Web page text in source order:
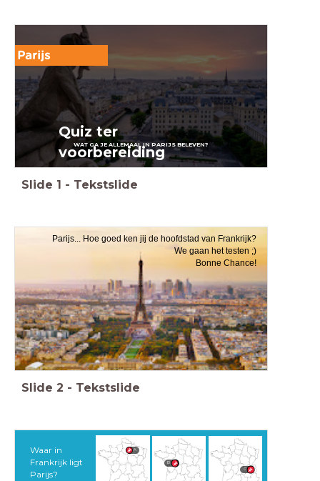
Parijs
Quiz ter
voorbereiding
WAT GA JE ALLEMAAL IN PARIJS BELEVEN?
Slide 1 - Tekstslide
Parijs... Hoe goed ken jij de hoofdstad van Frankrijk?
We gaan het testen ;)
Bonne Chance!
Slide 2 - Tekstslide
Waar in
Frankrijk ligt
Parijs?
A
B
C